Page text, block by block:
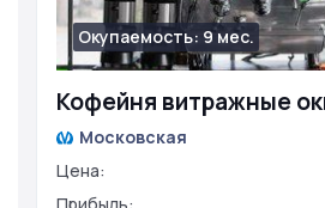
Кофейня витражные
Окупаемость: 9 мес.
Московская
Цена: